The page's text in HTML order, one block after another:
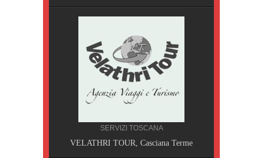
SERVIZI TOSCANA
VELATHRI TOUR, Casciana Terme